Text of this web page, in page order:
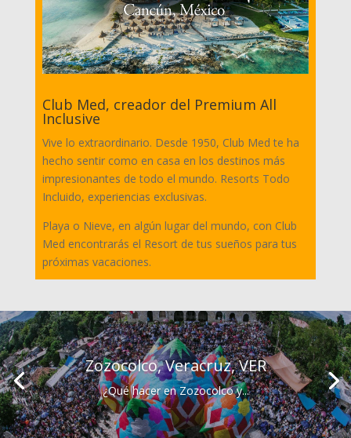
Club Med, creador del Premium All
Inclusive
Vive lo extraordinario. Desde 1950, Club Med te ha
hecho sentir como en casa en los destinos más
impresionantes de todo el mundo. Resorts Todo
Incluido, experiencias exclusivas.
Playa o Nieve, en algún lugar del mundo, con Club
Med encontrarás el Resort de tus sueños para tus
próximas vacaciones.
Zozocolco, Veracruz, VER
¿Qué hacer en Zozocolco y...